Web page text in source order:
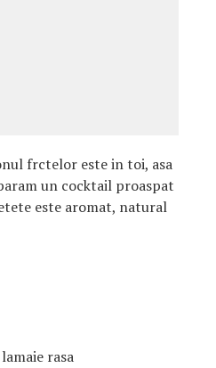
frctelor este in toi, asa
un cocktail proaspat
este aromat, natural
rasa